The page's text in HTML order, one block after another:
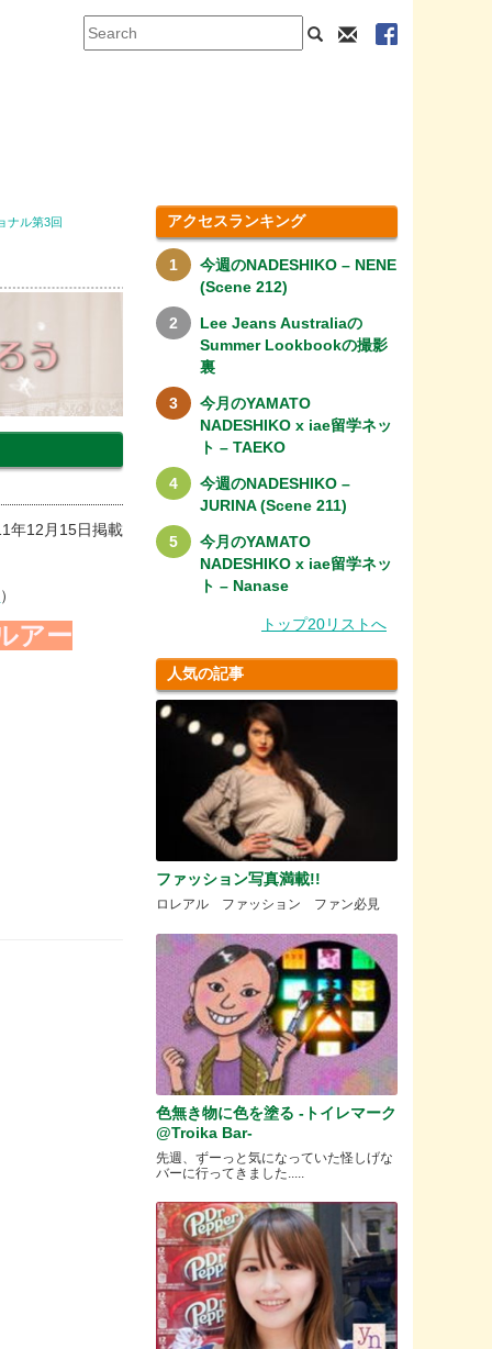
ナル第3回
年12月15日掲載
）
アー
アクセスランキング
今週のNADESHIKO – NENE
(Scene 212)
Lee Jeans Australiaの
Summer Lookbookの撮影
裏
今月のYAMATO
NADESHIKO x iae留学ネッ
ト – TAEKO
今週のNADESHIKO –
JURINA (Scene 211)
今月のYAMATO
NADESHIKO x iae留学ネッ
ト – Nanase
トップ20リストへ
人気の記事
ファッション写真満載!!
ロレアル ファッション ファン必見
色無き物に色を塗る -トイレマーク
@Troika Bar-
先週、ずーっと気になっていた怪しげな
バーに行ってきました.....